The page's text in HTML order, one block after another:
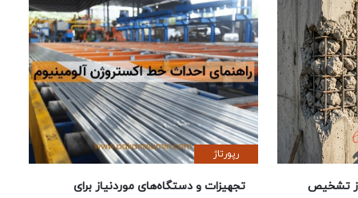
تشخیص
رپورتاژ
تجهیزات و دستگاه‌های موردنیاز برای